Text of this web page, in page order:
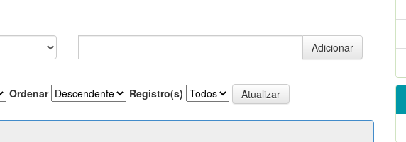
Ordenar Registro(s)